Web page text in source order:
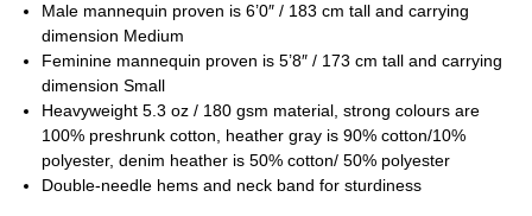
Male mannequin proven is 6’0″ / 183 cm tall and carrying
dimension Medium
Feminine mannequin proven is 5’8″ / 173 cm tall and carrying
dimension Small
Heavyweight 5.3 oz / 180 gsm material, strong colours are
100% preshrunk cotton, heather gray is 90% cotton/10%
polyester, denim heather is 50% cotton/ 50% polyester
Double-needle hems and neck band for sturdiness